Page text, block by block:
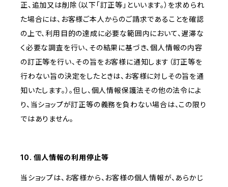
正、追加又は削除（以下「訂正等」といいます。）を求められ
た場合には、お客様ご本人からのご請求であることを確認
の上で、利用目的の達成に必要な範囲内において、遅滞な
く必要な調査を行い、その結果に基づき、個人情報の内容
の訂正等を行い、その旨をお客様に通知します（訂正等を
行わない旨の決定をしたときは、お客様に対しその旨を通
知いたします。）。但し、個人情報保護法その他の法令によ
り、当ショップが訂正等の義務を負わない場合は、この限り
ではありません。
10. 個人情報の利用停止等
当ショップは、お客様から、お客様の個人情報が、あらかじ